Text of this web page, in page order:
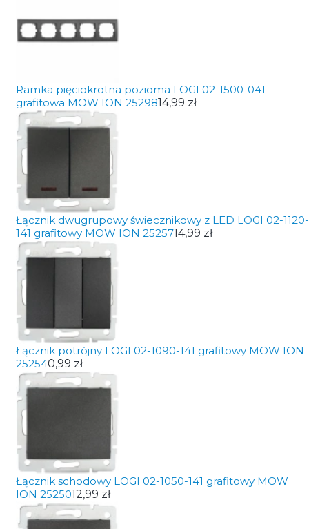
Ramka pięciokrotna pozioma LOGI 02-1500-041
grafitowa MOW ION 2529814,99 zł
Łącznik dwugrupowy świecznikowy z LED LOGI 02-1120-
141 grafitowy MOW ION 2525714,99 zł
Łącznik potrójny LOGI 02-1090-141 grafitowy MOW ION
252540,99 zł
Łącznik schodowy LOGI 02-1050-141 grafitowy MOW
ION 2525012,99 zł